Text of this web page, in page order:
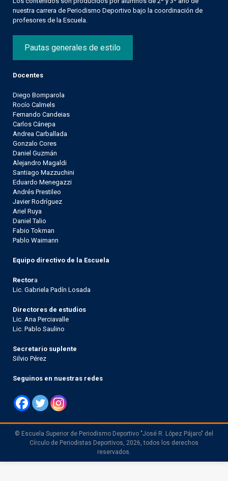
nuestra carrera de Periodismo Deportivo bajo la coordinación de
profesores de la Escuela.
Pautas generales de estilo
Docentes
Diego Bomparola
Rocío Calmels
Fernando Candeias
Carlos Cánepa
Andrea Carballada
Gonzalo Cores
Daniel Guzmán
Alejandro Magaldi
Santiago Mazzuchini
Eduardo Menegazzi
Andrés Prestileo
Javier Rodríguez
Ariel Ruya
Daniel Talio
Fabio Tokman
Pablo Waimann
Equipo directivo de la Escuela
Rectora
Lic. Gabriela Padín Losada
Directores de estudios
Lic. Ana Perciavalle
Lic. Pablo Saulino
Secretario suplente
Silvio Pérez
Seguinos en nuestras redes
© Escuela Superior de Periodismo Deportivo "José R. López Pájaro" del
Círculo de Periodistas Deportivos, 2026, todos los derechos
reservados.